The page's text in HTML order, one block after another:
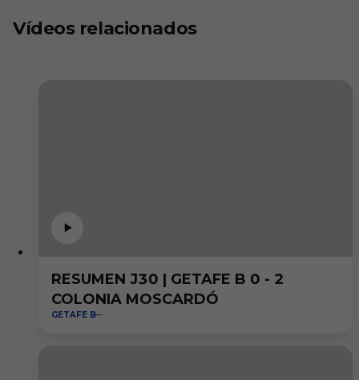
Vídeos relacionados
RESUMEN J30 | GETAFE B 0 - 2
COLONIA MOSCARDÓ
GETAFE B